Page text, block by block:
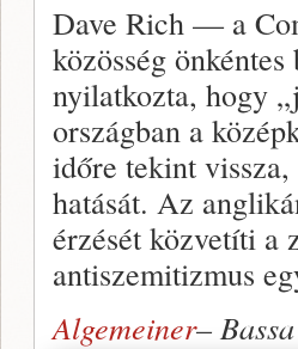
Dave Rich — a
közösség
nyilatkozta, hogy
országban a
időre tekint
hatását. Az
érzését közvetíti a
antiszemitizmus
Algemeiner–